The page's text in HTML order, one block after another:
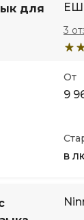
для
3
От
9
в
языки